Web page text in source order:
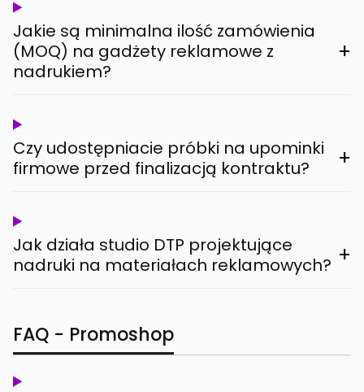
Jakie są minimalna ilość zamówienia
(MOQ) na gadżety reklamowe z
nadrukiem?
+
Czy udostępniacie próbki na upominki
firmowe przed finalizacją kontraktu?
+
Jak działa studio DTP projektujące
nadruki na materiałach reklamowych? +
FAQ - Promoshop